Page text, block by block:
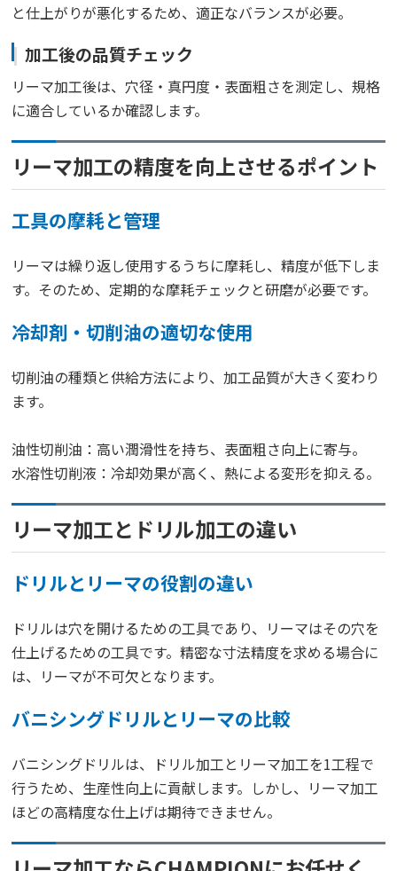
と仕上がりが悪化するため、適正なバランスが必要。
加工後の品質チェック
リーマ加工後は、穴径・真円度・表面粗さを測定し、規格
に適合しているか確認します。
リーマ加工の精度を向上させるポイント
工具の摩耗と管理
リーマは繰り返し使用するうちに摩耗し、精度が低下しま
す。そのため、定期的な摩耗チェックと研磨が必要です。
冷却剤・切削油の適切な使用
切削油の種類と供給方法により、加工品質が大きく変わり
ます。
油性切削油：高い潤滑性を持ち、表面粗さ向上に寄与。
水溶性切削液：冷却効果が高く、熱による変形を抑える。
リーマ加工とドリル加工の違い
ドリルとリーマの役割の違い
ドリルは穴を開けるための工具であり、リーマはその穴を
仕上げるための工具です。精密な寸法精度を求める場合に
は、リーマが不可欠となります。
バニシングドリルとリーマの比較
バニシングドリルは、ドリル加工とリーマ加工を1工程で
行うため、生産性向上に貢献します。しかし、リーマ加工
ほどの高精度な仕上げは期待できません。